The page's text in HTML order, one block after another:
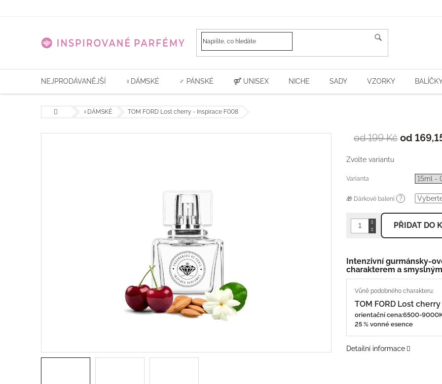
HLEDAT
NEJPRODÁVANĚJŠÍ ♀️DÁMSKÉ ♂ PÁNSKÉ ⚤ UNISEX NICHE SADY VZORKY
Domů ♀️DÁMSKÉ TOM FORD Lost cherry - Inspirace F008
od 199 Kč od
Zvolte variantu
Varianta
🎁 Dárkové balení ?
PŘIDAT DO
Intenzivní gurmánsky-
charakterem a
TOM FORD Lost cherry
orientační cena:6500-
25 % vonné esence
Detailní informace